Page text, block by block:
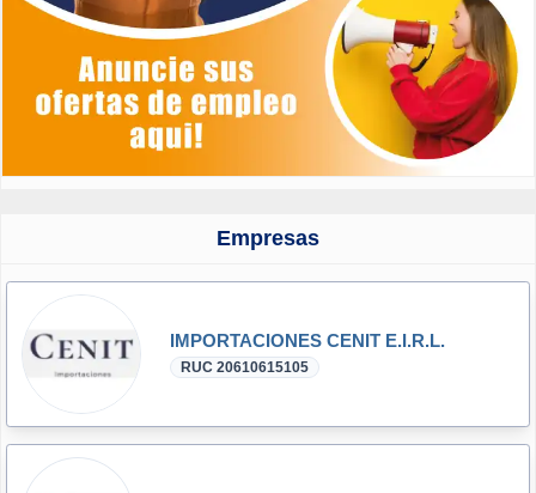
Empresas
IMPORTACIONES CENIT E.I.R.L.
RUC 20610615105